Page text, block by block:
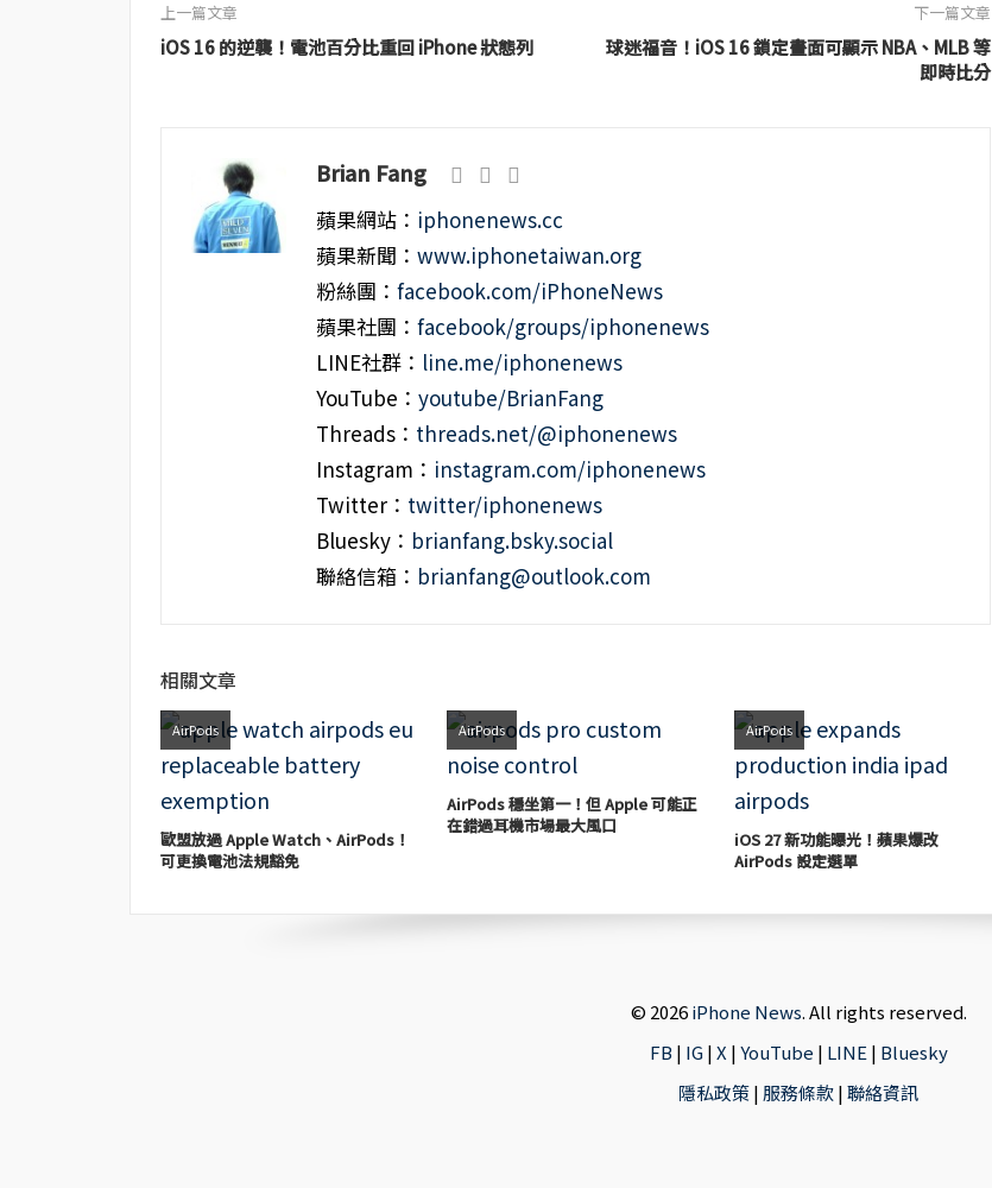
上一篇文章
iOS 16 的逆襲！電池百分比重回 iPhone 狀態列
下一篇文章
球迷福音！iOS 16 鎖定畫面可顯示 NBA、MLB 等
即時比分
Brian Fang
蘋果網站： iphonenews.cc
蘋果新聞： www.iphonetaiwan.org
粉絲團： facebook.com/iPhoneNews
蘋果社團： facebook/groups/iphonenews
LINE社群： line.me/iphonenews
YouTube： youtube/BrianFang
Threads： threads.net/@iphonenews
Instagram： instagram.com/iphonenews
Twitter： twitter/iphonenews
Bluesky： brianfang.bsky.social
聯絡信箱： brianfang@outlook.com
相關文章
AirPods
歐盟放過 Apple Watch、AirPods！
可更換電池法規豁免
AirPods
AirPods 穩坐第一！但 Apple 可能正
在錯過耳機市場最大風口
AirPods
iOS 27 新功能曝光！蘋果爆改
AirPods 設定選單
© 2026iPhone News. All rights reserved.
FB | IG|X |YouTube | LINE | Bluesky
隱私政策| 服務條款|聯絡資訊